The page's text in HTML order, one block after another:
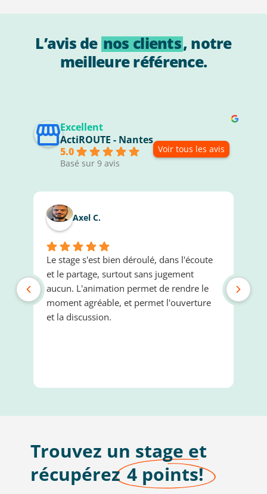
L’avis de nos clients, notre
meilleure référence.
Excellent
ActiROUTE - Nantes
5.0
Basé sur 9 avis
Voir tous les avis
Axel C.
Le stage s'est bien déroulé, dans l'écoute
et le partage, surtout sans jugement
aucun. L'animation permet de rendre le
moment agréable, et permet l'ouverture
et la discussion.
Trouvez un stage et
récupérez4 points!